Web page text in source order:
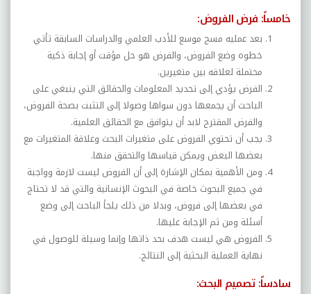
خامساً: فرض الفروض:
بعد عمليه مسح موسع للأدب العلمي والدراسات السابقة تأتي
خطوه وضع الفروض، والفرض هو حل مؤقت أو إجابة ذكية
محتملة لعلاقه بين متغيرين.
الفرض يؤدي إلى تحديد المعلومات والحقائق التي ينبغي على
الباحث أن يجمعها دون سواها وصولا إلى التثبت بصحة الفروض،
والفرض المقترح لابد أن يتوافق مع الحقائق العلمية.
يجب أن تحتوي الفروض على متغيرات البحث وعلاقة المتغيرات مع
بعضها البعض ويمكن قياسها والتحقق منها.
ومن الأهمية بمكان الإشارة إلى أن الفروض ليست لازمة وواجبة
في جميع البحوث خاصة في البحوث الإنسانية والتي قد لا تحتاج
في بعضها إلى فروض، وبدلا من ذلك يلجأ الباحث إلى وضع
أسئلة ومن ثم الإجابة عليها.
الفروض هي ليست هدف بحد ذاتها وإنما وسيلة للوصول في
نهاية العملية البحثية إلى النتائج.
سادساً: تصميم البحث: